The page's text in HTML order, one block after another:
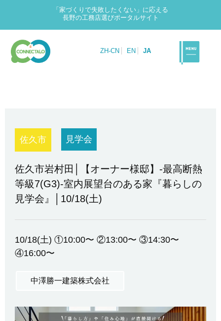
「家づくりで失敗したくない」に応える
長野の工務店選びポータルサイト
ZH-CN EN JA
佐久市 見学会
佐久市岩村田│【オーナー様邸】-最高断熱
等級7(G3)-室内展望台のある家『暮らしの
見学会』│10/18(土)
10/18(土) ①10:00〜 ②13:00〜 ③14:30〜
④16:00〜
中澤勝一建築株式会社